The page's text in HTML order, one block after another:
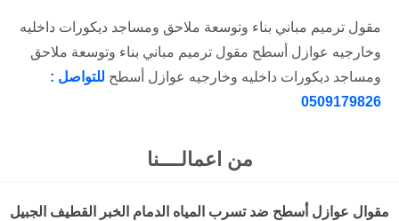
مقول ترميم مباني بناء وتوسعة ملاحق ومساجد ديكورات داخليه
وخارجيه عوازل أسطح مقول ترميم مباني بناء وتوسعة ملاحق
ومساجد ديكورات داخليه وخارجيه عوازل أسطح للتواصل :
0509179826
من اعمالــــنا
مقوال عوازل أسطح ضد تسرب المياه الدمام الخبر القطيف الجبيل